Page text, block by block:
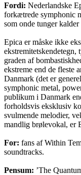
Fordi: Nederlandske
forkætrede symphonic
som onde tunger
Epica er måske ikke
ekstremitetskendetegn,
graden af
ekstreme end de fleste
Danmark (det er
symphonic metal,
publikum i Danmark
forholdsvis eksklusiv
svulmende melodier,
mandlig brølevokal, er
For: fans af Within
soundtracks.
Pensum: ’The